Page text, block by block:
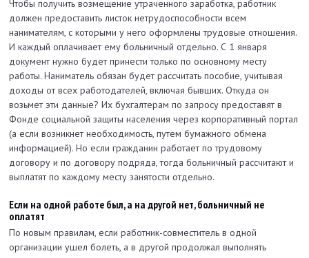
Чтобы получить возмещение утраченного заработка, работник
должен предоставить листок нетрудоспособности всем
нанимателям, с которыми у него оформлены трудовые отношения.
И каждый оплачивает ему больничный отдельно. С 1 января
документ нужно будет принести только по основному месту
работы. Наниматель обязан будет рассчитать пособие, учитывая
доходы от всех работодателей, включая бывших. Откуда он
возьмет эти данные? Их бухгалтерам по запросу предоставят в
Фонде социальной защиты населения через корпоративный портал
(а если возникнет необходимость, путем бумажного обмена
информацией). Но если гражданин работает по трудовому
договору и по договору подряда, тогда больничный рассчитают и
выплатят по каждому месту занятости отдельно.
Если на одной работе был, а на другой нет, больничный не
оплатят
По новым правилам, если работник-совместитель в одной
организации ушел болеть, а в другой продолжал выполнять